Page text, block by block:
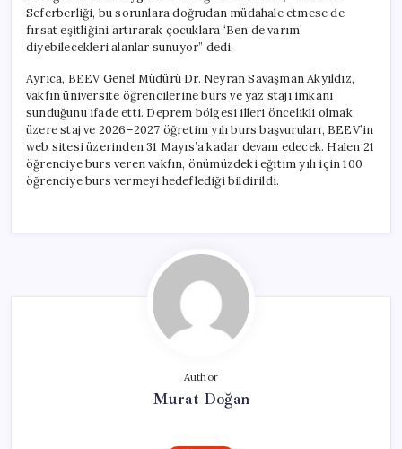
Seferberliği, bu sorunlara doğrudan müdahale etmese de
fırsat eşitliğini artırarak çocuklara ‘Ben de varım’
diyebilecekleri alanlar sunuyor” dedi.
Ayrıca, BEEV Genel Müdürü Dr. Neyran Savaşman Akyıldız,
vakfın üniversite öğrencilerine burs ve yaz stajı imkanı
sunduğunu ifade etti. Deprem bölgesi illeri öncelikli olmak
üzere staj ve 2026–2027 öğretim yılı burs başvuruları, BEEV’in
web sitesi üzerinden 31 Mayıs’a kadar devam edecek. Halen 21
öğrenciye burs veren vakfın, önümüzdeki eğitim yılı için 100
öğrenciye burs vermeyi hedeflediği bildirildi.
Author
Murat Doğan